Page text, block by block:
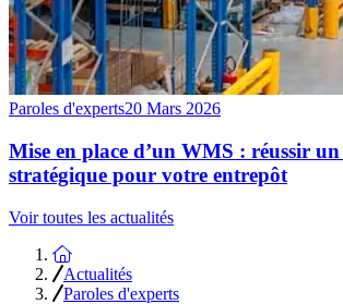
Paroles d'experts20 Mars 2026
Mise en place d’un WMS : réussir
stratégique pour votre entrepôt
Voir toutes les actualités
Accueil
Actualités
Paroles d'experts